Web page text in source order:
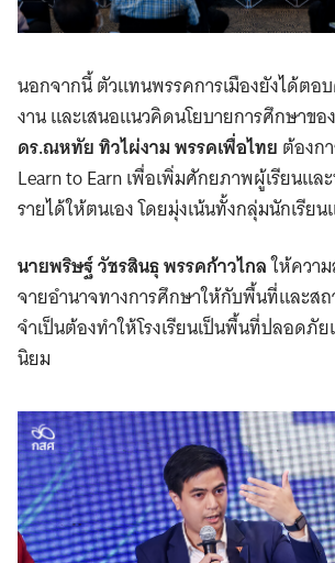
นอกจากนี้ ตัวแทนพรรคการเมืองยังได้ตอ
งาน และเสนอแนวคิดนโยบายการศึกษาขอ
ดร.ณหทัย ทิวไผ่งาม พรรคเพื่อไทย ต้องก
Learn to Earn เพื่อเพิ่มศักยภาพผู้เรียนแล
รายได้ให้ตนเอง โดยมุ่งเน้นทั้งกลุ่มนักเรีย
นายพริษฐ์ วัชรสินธุ พรรคก้าวไกลให้ควา
จายอำนาจทางการศึกษาให้กับพื้นที่และส
จำเป็นต้องทำให้โรงเรียนเป็นพื้นที่ปลอดภั
นิยม